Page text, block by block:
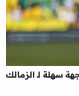
أبطال إفريقيا 2026-2027.. مواجهة سهلة لـ الزمالك